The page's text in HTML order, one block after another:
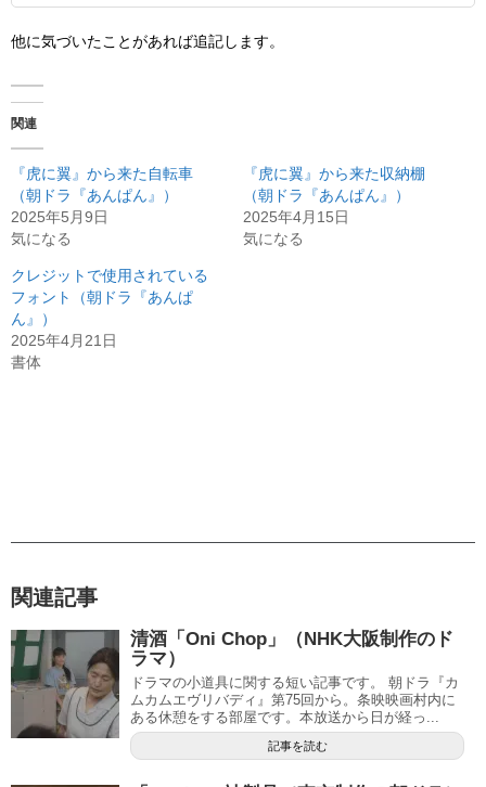
他に気づいたことがあれば追記します。
関連
『虎に翼』から来た自転車
（朝ドラ『あんぱん』）
2025年5月9日
気になる
『虎に翼』から来た収納棚
（朝ドラ『あんぱん』）
2025年4月15日
気になる
クレジットで使用されている
フォント（朝ドラ『あんぱ
ん』）
2025年4月21日
書体
関連記事
清酒「Oni Chop」（NHK大阪制作のド
ラマ）
ドラマの小道具に関する短い記事です。 朝ドラ『カ
ムカムエヴリバディ』第75回から。条映映画村内に
ある休憩をする部屋です。本放送から日が経っ...
記事を読む